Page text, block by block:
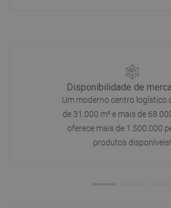
Disponibilidade de
Um moderno centro logístico
de 31.000 m² e mais de
oferece mais de 1.500.000
produtos disponíveis!